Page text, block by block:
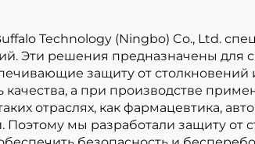
Technology (Ningbo) Co., Ltd.
Эти решения предназначены для
защиту от
качества, а при производстве
отраслях, как фармацевтика,
Поэтому мы разработали защиту от